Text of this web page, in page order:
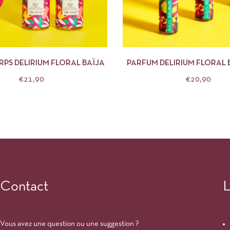
AJOUTER AU PANIER
DELIRIUM FLORAL BAÏJA
€21,90
APERÇU
PARFUM DELIRIUM FLORAL
€20,90
Contact
Vous avez une question ou une suggestion ?